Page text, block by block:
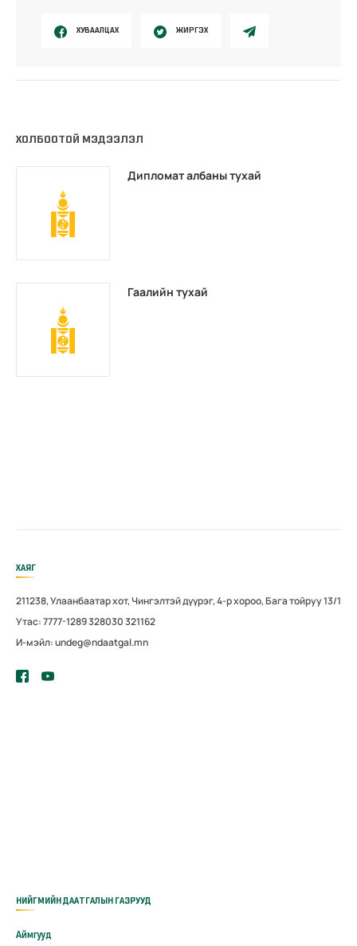
ХУВААЛЦАХ ЖИРГЭХ
ХОЛБООТОЙ МЭДЭЭЛЭЛ
Дипломат албаны тухай
Гаалийн тухай
ХАЯГ
211238, Улаанбаатар хот, Чингэлтэй дүүрэг, 4-р хороо, Бага тойруу 13/1
Утас: 7777-1289 328030 321162
И-мэйл: undeg@ndaatgal.mn
НИЙГМИЙН ДААТГАЛЫН ГАЗРУУД
Аймгууд